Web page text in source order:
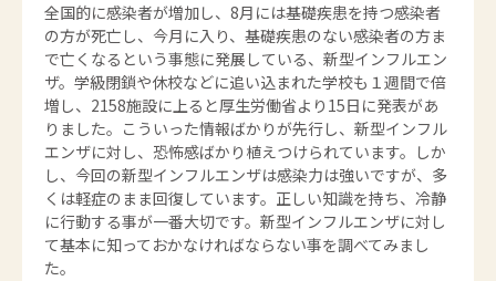
全国的に感染者が増加し、8月には基礎疾患を持つ感染者
の方が死亡し、今月に入り、基礎疾患のない感染者の方ま
で亡くなるという事態に発展している、新型インフルエン
ザ。学級閉鎖や休校などに追い込まれた学校も１週間で倍
増し、2158施設に上ると厚生労働省より15日に発表があ
りました。こういった情報ばかりが先行し、新型インフル
エンザに対し、恐怖感ばかり植えつけられています。しか
し、今回の新型インフルエンザは感染力は強いですが、多
くは軽症のまま回復しています。正しい知識を持ち、冷静
に行動する事が一番大切です。新型インフルエンザに対し
て基本に知っておかなければならない事を調べてみまし
た。